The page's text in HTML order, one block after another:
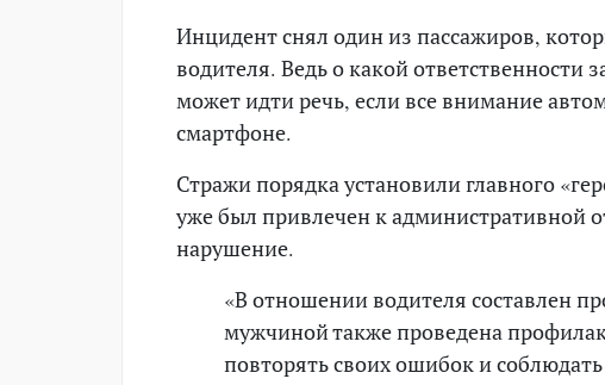
Инцидент снял один из пассажиров,
водителя. Ведь о какой ответственности
может идти речь, если все внимание
смартфоне.
Стражи порядка установили главного
уже был привлечен к административной
нарушение.
«В отношении водителя составлен
мужчиной также проведена
повторять своих ошибок и